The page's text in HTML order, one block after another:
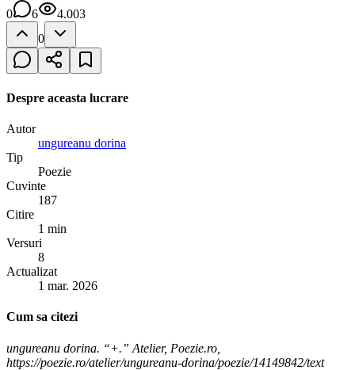
0
6
4.003
0
Despre aceasta lucrare
Autor
ungureanu dorina
Tip
Poezie
Cuvinte
187
Citire
1 min
Versuri
8
Actualizat
1 mar. 2026
Cum sa citezi
ungureanu dorina. “+.” Atelier, Poezie.ro,
https://poezie.ro/atelier/ungureanu-dorina/poezie/14149842/text